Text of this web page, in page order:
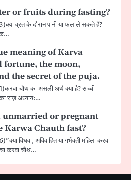
or fruits during fasting?
व्रत के दौरान पानी या फल ले सकते हैं?
meaning of Karva
fortune, the moon,
the secret of the puja.
चौथ का असली अर्थ क्या है? सच्ची
राज़ अध्याय:…
unmarried or pregnant
Karwa Chauth fast?
विधवा, अविवाहित या गर्भवती महिला करवा
करवा चौथ…